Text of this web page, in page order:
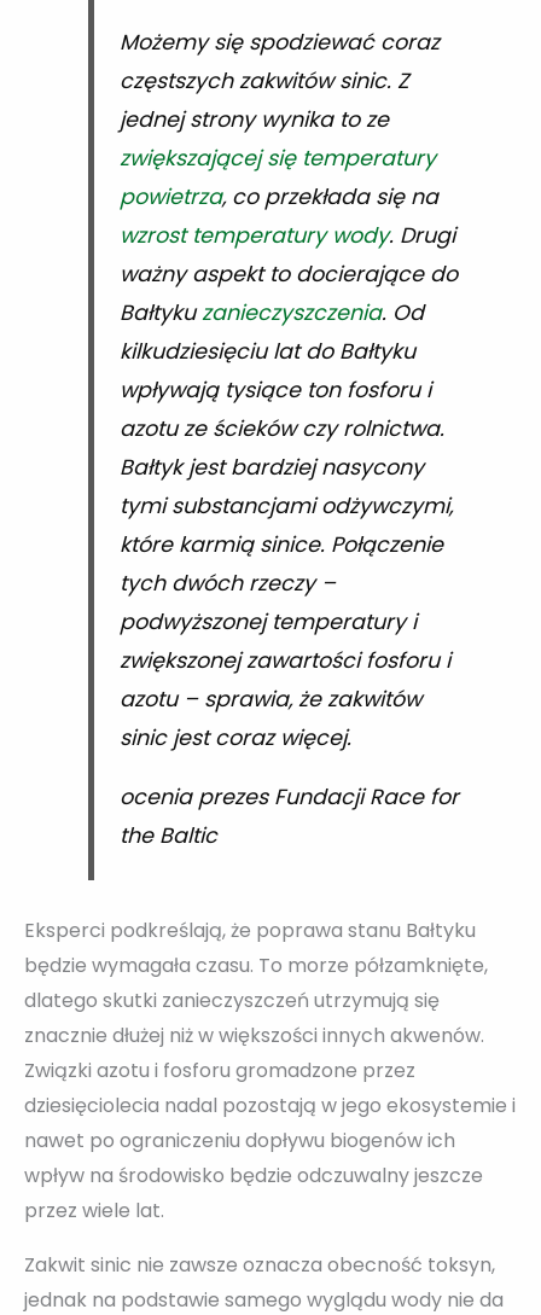
Możemy się spodziewać coraz
częstszych zakwitów sinic. Z
jednej strony wynika to ze
zwiększającej się temperatury
powietrza, co przekłada się na
wzrost temperatury wody. Drugi
ważny aspekt to docierające do
Bałtykuzanieczyszczenia. Od
kilkudziesięciu lat do Bałtyku
wpływają tysiące ton fosforu i
azotu ze ścieków czy rolnictwa.
Bałtyk jest bardziej nasycony
tymi substancjami odżywczymi,
które karmią sinice. Połączenie
tych dwóch rzeczy –
podwyższonej temperatury i
zwiększonej zawartości fosforu i
azotu – sprawia, że zakwitów
sinic jest coraz więcej.
ocenia prezes Fundacji Race for
the Baltic
Eksperci podkreślają, że poprawa stanu Bałtyku
będzie wymagała czasu. To morze półzamknięte,
dlatego skutki zanieczyszczeń utrzymują się
znacznie dłużej niż w większości innych akwenów.
Związki azotu i fosforu gromadzone przez
dziesięciolecia nadal pozostają w jego ekosystemie i
nawet po ograniczeniu dopływu biogenów ich
wpływ na środowisko będzie odczuwalny jeszcze
przez wiele lat.
Zakwit sinic nie zawsze oznacza obecność toksyn,
jednak na podstawie samego wyglądu wody nie da